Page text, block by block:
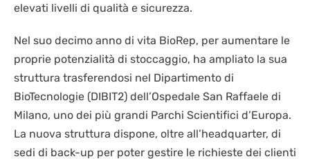
elevati livelli di qualità e sicurezza.
Nel suo decimo anno di vita BioRep, per aumentare le
proprie potenzialità di stoccaggio, ha ampliato la sua
struttura trasferendosi nel Dipartimento di
BioTecnologie (DIBIT2) dell’Ospedale San Raffaele di
Milano, uno dei più grandi Parchi Scientifici d’Europa.
La nuova struttura dispone, oltre all’headquarter, di
sedi di back-up per poter gestire le richieste dei clienti